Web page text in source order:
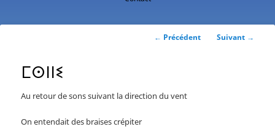
Navigation
← Précédent Suivant →
ⵎⵙⵏⵏⵉ
Au retour de sons suivant la direction du vent
On entendait des braises crépiter